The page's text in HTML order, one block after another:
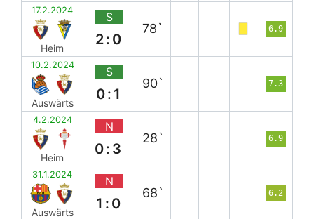
17.2.2024
Heim
S
2:0
78` 6.9
10.2.2024
Auswärts
S
0:1
90` 7.3
4.2.2024
Heim
N
0:3
28` 6.9
31.1.2024
Auswärts
N
1:0
68` 6.2